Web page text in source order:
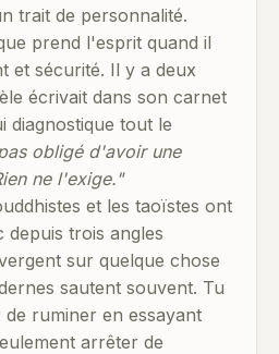
trait de personnalité.
prend l'esprit quand il
et sécurité. Il y a deux
écrivait dans son carnet
diagnostique tout le
obligé d'avoir une
ne l'exige."
et les taoïstes ont
trois angles
sur quelque chose
sautent souvent. Tu
ruminer en essayant
arrêter de